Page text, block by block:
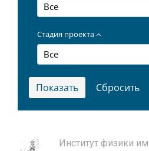
Все
Стадия проекта
Все
Институт физики